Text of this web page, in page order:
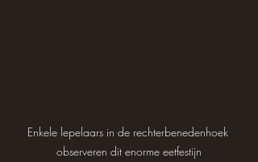
Enkele lepelaars in de rechterbenedenhoek
observeren dit enorme eetfestijn